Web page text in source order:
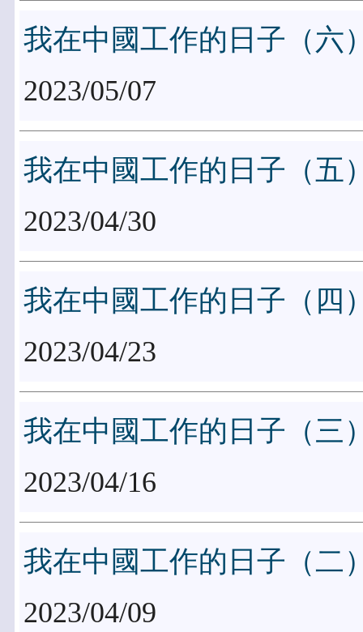
我在中國工作的日子（六
2023/05/07
我在中國工作的日子（五
2023/04/30
我在中國工作的日子（四
2023/04/23
我在中國工作的日子（三
2023/04/16
我在中國工作的日子（二
2023/04/09